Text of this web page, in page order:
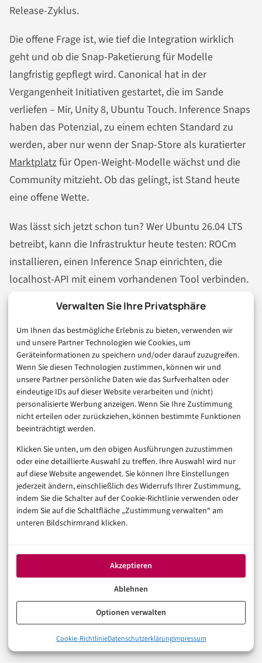
Verwalten Sie Ihre Privatsphäre
Um Ihnen das bestmögliche Erlebnis zu bieten, verwenden wir
und unsere Partner Technologien wie Cookies, um
Geräteinformationen zu speichern und/oder darauf zuzugreifen.
Wenn Sie diesen Technologien zustimmen, können wir und
unsere Partner persönliche Daten wie das Surfverhalten oder
eindeutige IDs auf dieser Website verarbeiten und (nicht)
personalisierte Werbung anzeigen. Wenn Sie Ihre Zustimmung
nicht erteilen oder zurückziehen, können bestimmte Funktionen
beeinträchtigt werden.
Klicken Sie unten, um den obigen Ausführungen zuzustimmen
oder eine detaillierte Auswahl zu treffen. Ihre Auswahl wird nur
auf diese Website angewendet. Sie können Ihre Einstellungen
jederzeit ändern, einschließlich des Widerrufs Ihrer Zustimmung,
indem Sie die Schalter auf der Cookie-Richtlinie verwenden oder
indem Sie auf die Schaltfläche „Zustimmung verwalten“ am
unteren Bildschirmrand klicken.
Akzeptieren
Ablehnen
Optionen verwalten
Cookie-RichtlinieDatenschutzerklärungImpressum
Release-Zyklus.
Die offene Frage ist, wie tief die Integration wirklich
geht und ob die Snap-Paketierung für Modelle
langfristig gepflegt wird. Canonical hat in der
Vergangenheit Initiativen gestartet, die im Sande
verliefen – Mir, Unity 8, Ubuntu Touch. Inference Snaps
haben das Potenzial, zu einem echten Standard zu
werden, aber nur wenn der Snap-Store als kuratierter
Marktplatzfür Open-Weight-Modelle wächst und die
Community mitzieht. Ob das gelingt, ist Stand heute
eine offene Wette.
Was lässt sich jetzt schon tun? Wer Ubuntu 26.04 LTS
betreibt, kann die Infrastruktur heute testen: ROCm
installieren, einen Inference Snap einrichten, die
localhost-API mit einem vorhandenen Tool verbinden.
Das Tutorial von rueegger.me zeigt das konkret an
einem Clipboard-Rewriter mit Gemma 3 – ein
einfaches, handfestes Beispiel dafür, wie lokale
Inferenz als Systemfunktion aussehen kann, bevor
Canonical die Desktop-Integration in 26.10
fertiggestellt hat. Warten auf den vollen
Funktionsumfang ist eine Option. Selbst erkunden ist
die bessere.
AGENTIC AI NEWS
In der ReiheKünstliche Intelligenz
klassische Bots zu KI-Agenten umbauen
Agentic AI Mittelstand: Was der acatech-Report